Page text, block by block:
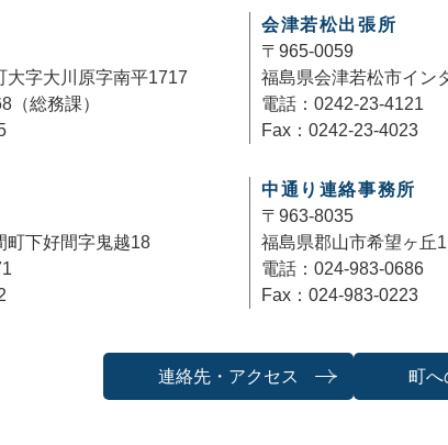
大字大川原字南平1717
（総務課）
会津若松出張所
〒965-0059
福島県会津若松市イン
電話：0242-23-4121
Fax：0242-23-4023
町下好間字鬼越18
中通り連絡事務所
〒963-8035
福島県郡山市希望ヶ丘
電話：024-983-0686
Fax：024-983-0223
連絡先・アクセス 町へ